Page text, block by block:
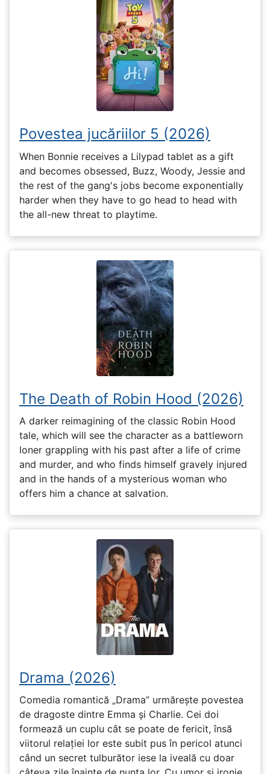
Povestea jucăriilor 5 (2026)
When Bonnie receives a Lilypad tablet as a gift
and becomes obsessed, Buzz, Woody, Jessie and
the rest of the gang's jobs become exponentially
harder when they have to go head to head with
the all-new threat to playtime.
The Death of Robin Hood (2026)
A darker reimagining of the classic Robin Hood
tale, which will see the character as a battleworn
loner grappling with his past after a life of crime
and murder, and who finds himself gravely injured
and in the hands of a mysterious woman who
offers him a chance at salvation.
Drama (2026)
Comedia romantică „Drama” urmărește povestea
de dragoste dintre Emma și Charlie. Cei doi
formează un cuplu cât se poate de fericit, însă
viitorul relației lor este subit pus în pericol atunci
când un secret tulburător iese la iveală cu doar